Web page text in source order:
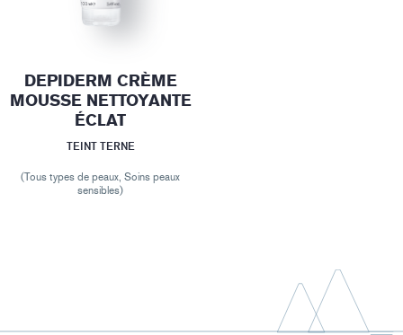
DEPIDERM CRÈME
MOUSSE NETTOYANTE
ÉCLAT
TEINT TERNE
(Tous types de peaux, Soins peaux
sensibles)